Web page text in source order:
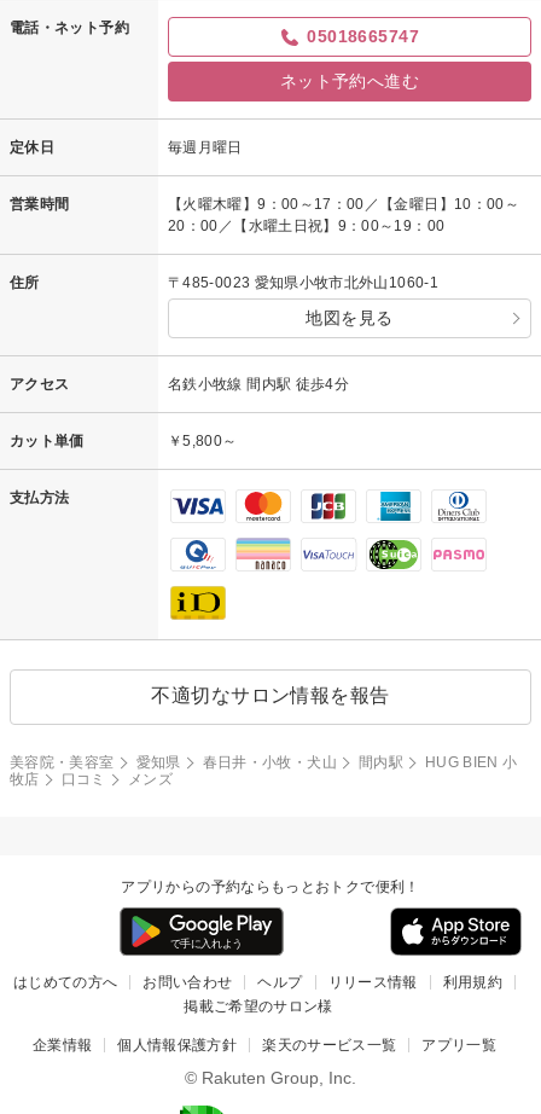
電話・ネット予約 05018665747
ネット予約へ進む
定休日 毎週月曜日
営業時間
【火曜木曜】9：00～17：00／【金曜日】10：00～
20：00／【水曜土日祝】9：00～19：00
住所 〒485-0023 愛知県小牧市北外山1060-1
地図を見る
アクセス 名鉄小牧線 間内駅 徒歩4分
カット単価 ￥5,800～
支払方法
不適切なサロン情報を報告
美容院・美容室 愛知県 春日井・小牧・犬山 間内駅
HUG BIEN 小
牧店
口コミ メンズ
アプリからの予約ならもっとおトクで便利！
はじめての方へ お問い合わせ ヘルプ リリース情報
利用規約
掲載ご希望のサロン様
企業情報 個人情報保護方針 楽天のサービス一覧 アプリ一覧
© Rakuten Group, Inc.